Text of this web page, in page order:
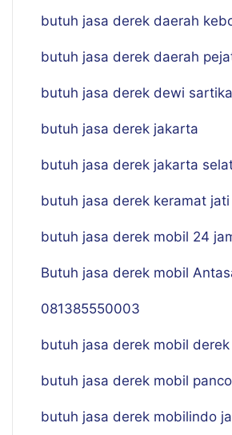
butuh jasa derek daerah
butuh jasa derek daerah
butuh jasa derek dewi sartika
butuh jasa derek jakarta
butuh jasa derek jakarta
butuh jasa derek keramat jati
butuh jasa derek mobil 24
Butuh jasa derek mobil
081385550003
butuh jasa derek mobil
butuh jasa derek mobil
butuh jasa derek mobilindo